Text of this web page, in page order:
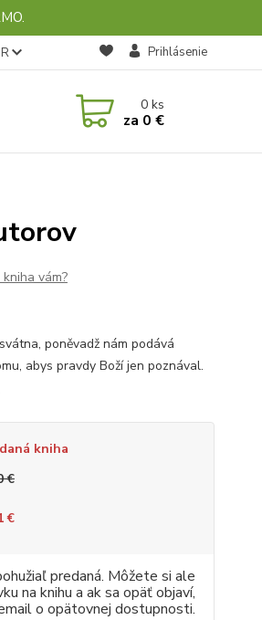
Prihlásenie
0ks
za 0 €
vám?
poněvadž nám podává
abys pravdy Boží jen poznával.
kniha
€
€
predaná. Môžete si ale
na knihu a ak sa opäť objaví,
o opätovnej dostupnosti.